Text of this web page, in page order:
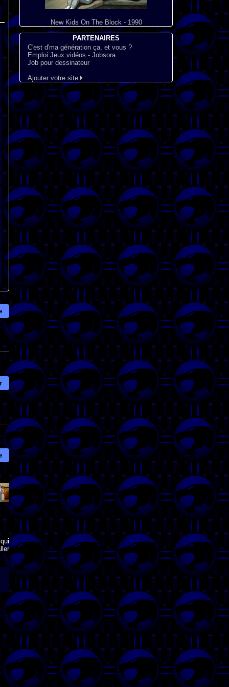
New Kids On The Block - 1990
PARTENAIRES
C'est d'ma génération ça, et vous ?
Emploi Jeux vidéos - Jobsora
Job pour dessinateur
Ajouter votre site